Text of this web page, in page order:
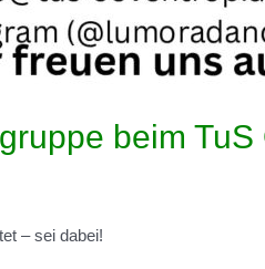
beim
– sei dabei!